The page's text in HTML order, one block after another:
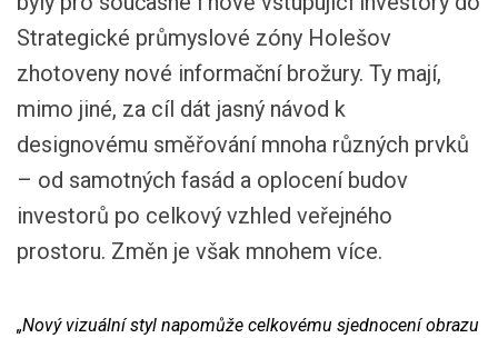
Strategické průmyslové zóny Holešov
zhotoveny nové informační brožury. Ty mají,
mimo jiné, za cíl dát jasný návod k
designovému směřování mnoha různých prvků
– od samotných fasád a oplocení budov
investorů po celkový vzhled veřejného
prostoru. Změn je však mnohem více.
„Nový vizuální styl napomůže celkovému sjednocení obrazu